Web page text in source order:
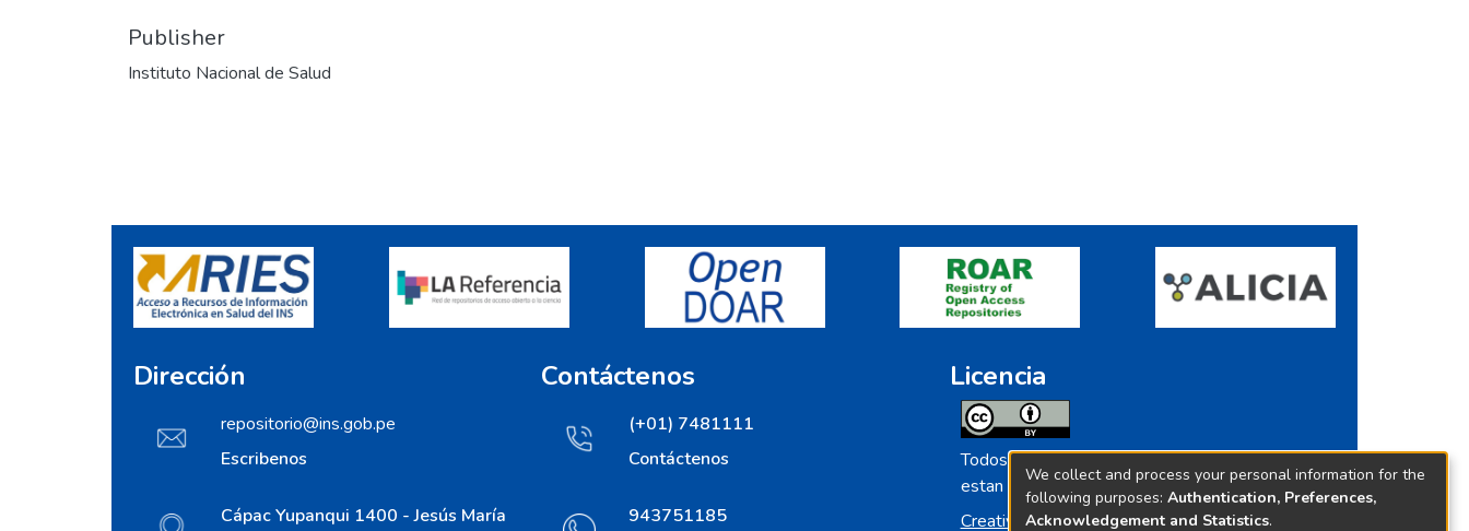
Publisher
Instituto Nacional de Salud
Dirección
repositorio@ins.gob.pe
Escribenos
Cápac Yupanqui 1400 - Jesús María
Contáctenos
(+01) 7481111
Contáctenos
943751185
Licencia
Todos los contenidos de repositorio.ins.gob.pe
estan licenciados bajo
Creative Commoms License
We collect and process your personal information for the
following purposes: Authentication, Preferences,
Acknowledgement and Statistics.